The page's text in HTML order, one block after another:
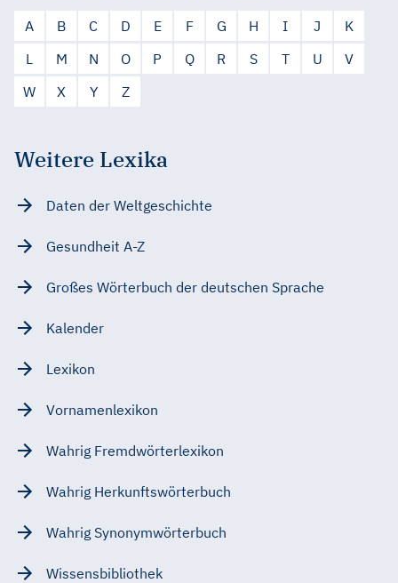
A B C D E F G H I J
K
L
M N O P Q R S T U
V
W
X Y Z
Weitere Lexika
Daten der Weltgeschichte
Gesundheit A-Z
Großes Wörterbuch der deutschen Sprache
Kalender
Lexikon
Vornamenlexikon
Wahrig Fremdwörterlexikon
Wahrig Herkunftswörterbuch
Wahrig Synonymwörterbuch
Wissensbibliothek